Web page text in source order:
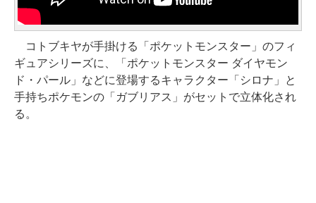
コトブキヤが手掛ける「ポケットモンスター」のフィ
ギュアシリーズに、「ポケットモンスター ダイヤモン
ド・パール」などに登場するキャラクター「シロナ」と
手持ちポケモンの「ガブリアス」がセットで立体化され
る。